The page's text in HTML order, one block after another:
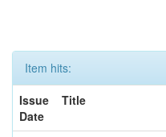
Item hits:
Issue
Date
Title